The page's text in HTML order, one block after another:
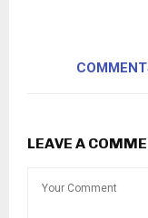
LEAVE A